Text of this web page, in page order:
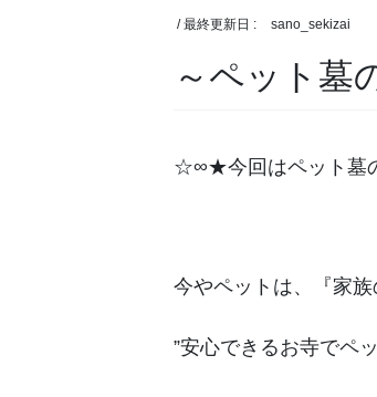
/ 最終更新日 : sano_sekizai
～ペット墓
☆∞★今回はペット墓
今やペットは、『家
”安心できるお寺でペ